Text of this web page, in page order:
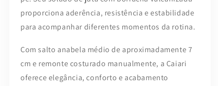
proporciona aderência, resistência e estabilidade
para acompanhar diferentes momentos da rotina.
Com salto anabela médio de aproximadamente 7
cm e remonte costurado manualmente, a Caiari
oferece elegância, conforto e acabamento